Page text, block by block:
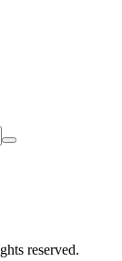
reserved.